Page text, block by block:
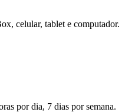
celular, tablet e computador.
por dia, 7 dias por semana.